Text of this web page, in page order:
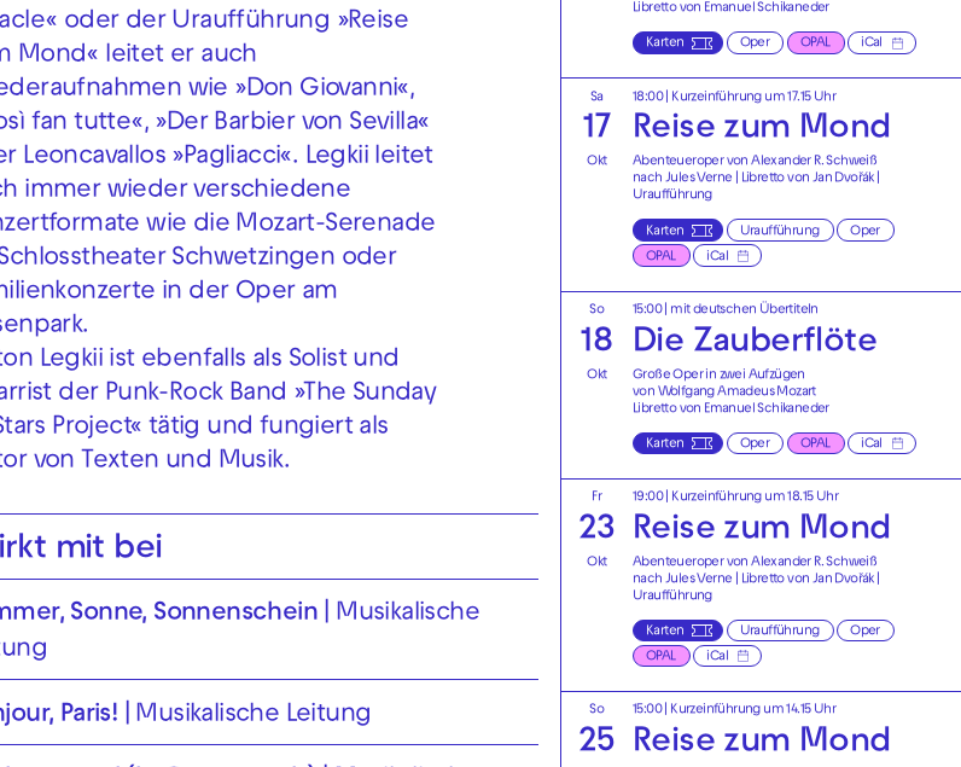
oder der Uraufführung »Reise
Mond« leitet er auch
wie »Don Giovanni«,
fan tutte«, »Der Barbier von Sevilla«
Leoncavallos »Pagliacci«. Legkii leitet
immer wieder verschiedene
wie die Mozart-Serenade
Schwetzingen oder
in der Oper am
Legkii ist ebenfalls als Solist und
der Punk-Rock Band »The Sunday
Project« tätig und fungiert als
von Texten und Musik.
mit bei
Sonne, Sonnenschein
Musikalische
Paris! Musikalische Leitung
Libretto von Emanuel Schikaneder
Karten Oper OPAL iCal
Sa
17
Okt
18:00| Kurzeinführung um 17.15 Uhr
Reise zum Mond
Abenteueroper von Alexander R. Schweiß
nach Jules Verne | Libretto von Jan Dvořák |
Uraufführung
Karten Uraufführung Oper
OPAL iCal
So
18
Okt
15:00| mit deutschen Übertiteln
Die Zauberflöte
Große Oper in zwei Aufzügen
von Wolfgang Amadeus Mozart
Libretto von Emanuel Schikaneder
Karten Oper OPAL iCal
Fr
23
Okt
19:00| Kurzeinführung um 18.15 Uhr
Reise zum Mond
Abenteueroper von Alexander R. Schweiß
nach Jules Verne | Libretto von Jan Dvořák |
Uraufführung
Karten Uraufführung Oper
OPAL iCal
So
25
15:00| Kurzeinführung um 14.15 Uhr
Reise zum Mond